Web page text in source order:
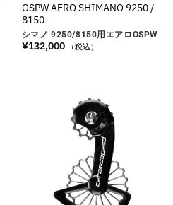
OSPW AERO SHIMANO 9250 /
8150
シマノ 9250/8150用エアロOSPW
¥132,000 （税込）